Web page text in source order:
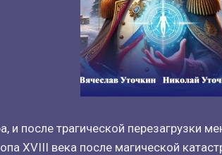
и после трагической перезагрузки
XVIII века после магической